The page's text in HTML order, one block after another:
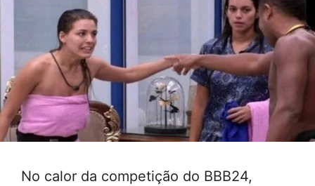
No calor da competição do BBB24,